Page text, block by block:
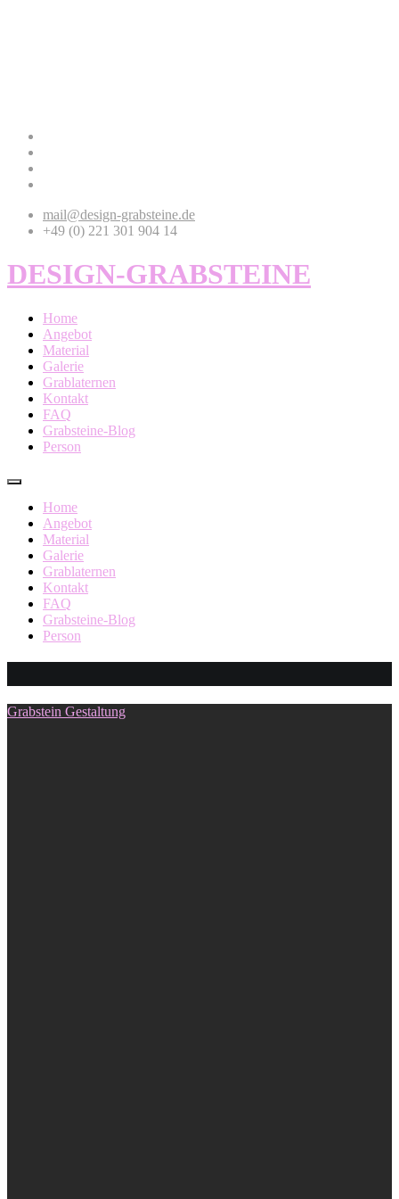
mail@design-grabsteine.de
+49 (0) 221 301 904 14
DESIGN-GRABSTEINE
Home
Angebot
Material
Galerie
Grablaternen
Kontakt
FAQ
Grabsteine-Blog
Person
Home
Angebot
Material
Galerie
Grablaternen
Kontakt
FAQ
Grabsteine-Blog
Person
Grabstein Gestaltung